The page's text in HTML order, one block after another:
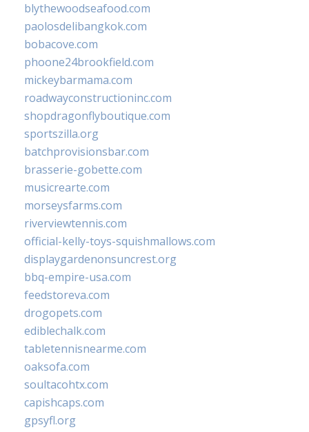
blythewoodseafood.com
paolosdelibangkok.com
bobacove.com
phoone24brookfield.com
mickeybarmama.com
roadwayconstructioninc.com
shopdragonflyboutique.com
sportszilla.org
batchprovisionsbar.com
brasserie-gobette.com
musicrearte.com
morseysfarms.com
riverviewtennis.com
official-kelly-toys-squishmallows.com
displaygardenonsuncrest.org
bbq-empire-usa.com
feedstoreva.com
drogopets.com
ediblechalk.com
tabletennisnearme.com
oaksofa.com
soultacohtx.com
capishcaps.com
gpsyfl.org